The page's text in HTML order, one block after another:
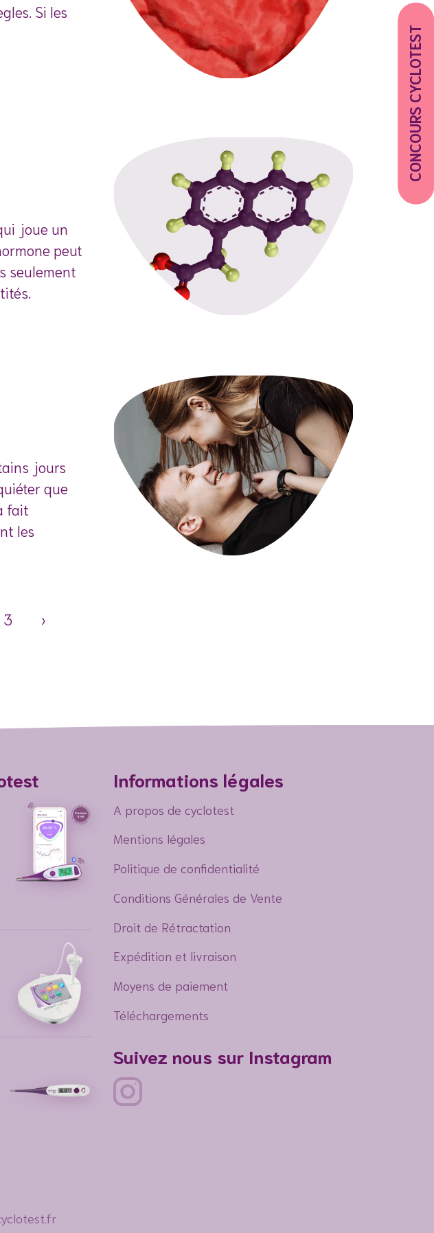
Si les
joue un
peut
seulement
jours
que
fait
les
3 ›
Informations légales
A propos de cyclotest
Mentions légales
Politique de confidentialité
Conditions Générales de Vente
Droit de Rétractation
Expédition et livraison
Moyens de paiement
Téléchargements
Suivez nous sur Instagram
CONCOURS CYCLOTEST